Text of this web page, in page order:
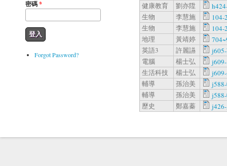
密碼*
Forgot Password?
健康教育
劉亦陞
生物
李慧施
104-
生物
李慧施
104-
地理
黃靖婷
英語3
許麗讌
電腦
楊士弘
生活科技
楊士弘
輔導
孫治美
輔導
孫治美
歷史
鄭嘉蓁